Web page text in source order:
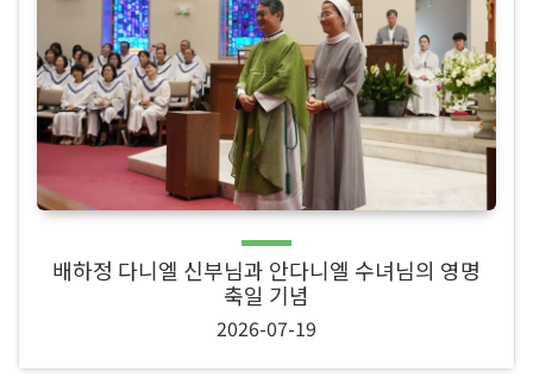
배하정 다니엘 신부님과 안다니엘 수녀님의 영명
축일 기념
2026-07-19